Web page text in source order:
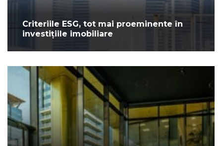
Criteriile ESG, tot mai proeminente în
investițiile imobiliare